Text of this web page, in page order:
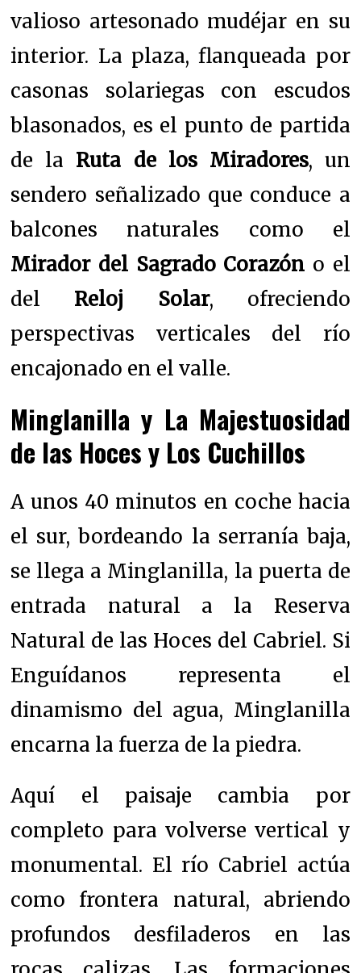
valioso artesonado mudéjar en su
interior. La plaza, flanqueada por
casonas solariegas con escudos
blasonados, es el punto de partida
de la Ruta de los Miradores, un
sendero señalizado que conduce a
balcones naturales como el
Mirador del Sagrado Corazón o el
del Reloj Solar, ofreciendo
perspectivas verticales del río
encajonado en el valle.
Minglanilla y La Majestuosidad
de las Hoces y Los Cuchillos
A unos 40 minutos en coche hacia
el sur, bordeando la serranía baja,
se llega a Minglanilla, la puerta de
entrada natural a la Reserva
Natural de las Hoces del Cabriel. Si
Enguídanos representa el
dinamismo del agua, Minglanilla
encarna la fuerza de la piedra.
Aquí el paisaje cambia por
completo para volverse vertical y
monumental. El río Cabriel actúa
como frontera natural, abriendo
profundos desfiladeros en las